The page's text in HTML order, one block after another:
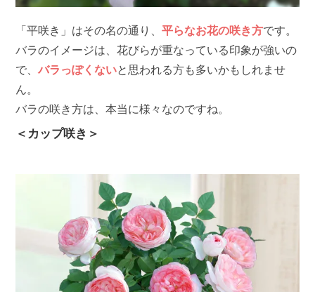
「平咲き」はその名の通り、平らなお花の咲き方です。
バラのイメージは、花びらが重なっている印象が強いの
で、バラっぽくないと思われる方も多いかもしれませ
ん。
バラの咲き方は、本当に様々なのですね。
＜カップ咲き＞